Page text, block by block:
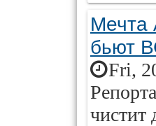
Мечта
бьют
Fri,
чистит